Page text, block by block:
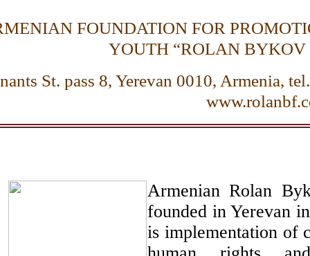
FOUNDATION FOR
YOUTH “ROLAN BYKOV
St. pass 8, Yerevan 0010, Armenia,
Armenian Rolan
founded in Yerevan
is implementation of